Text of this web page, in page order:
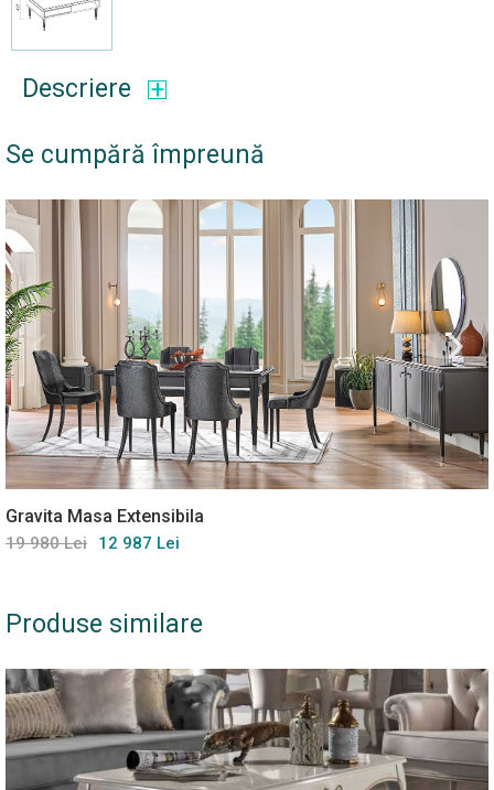
Descriere
Se cumpără împreună
Gravita Masa Extensibila
19 980 Lei 12 987 Lei
Produse similare